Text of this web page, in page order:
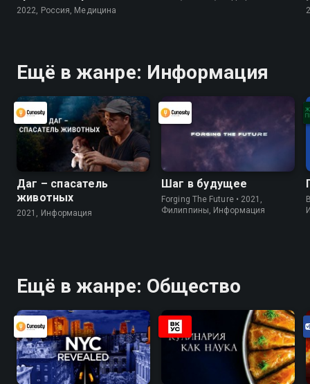
Лысенко
2022, Россия, Медицина
Ещё в жанре: Информация
Даг – спасатель
животных
2021, Информация
Шаг в будущее
Forging The Future • 2021,
Филиппины, Информация
Ещё в жанре: Общество